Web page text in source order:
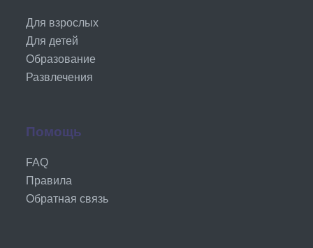
Для взрослых
Для детей
Образование
Развлечения
Помощь
FAQ
Правила
Обратная связь